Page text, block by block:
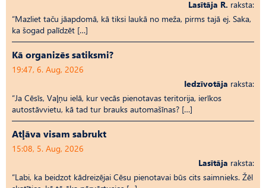
Lasītāja R. raksta:
“Mazliet taču jāapdomā, kā tiksi laukā no meža, pirms tajā ej. Saka,
ka šogad palīdzēt […]
Kā organizēs satiksmi?
19:47, 6. Aug, 2026
Iedzīvotāja raksta:
“Ja Cēsīs, Vaļņu ielā, kur vecās pienotavas teritorija, ierīkos
autostāvvietu, kā tad tur brauks automašīnas? […]
Atļāva visam sabrukt
15:08, 5. Aug, 2026
Lasītāja raksta:
“Labi, ka beidzot kādreizējai Cēsu pienotavai būs cits saimnieks. Žēl